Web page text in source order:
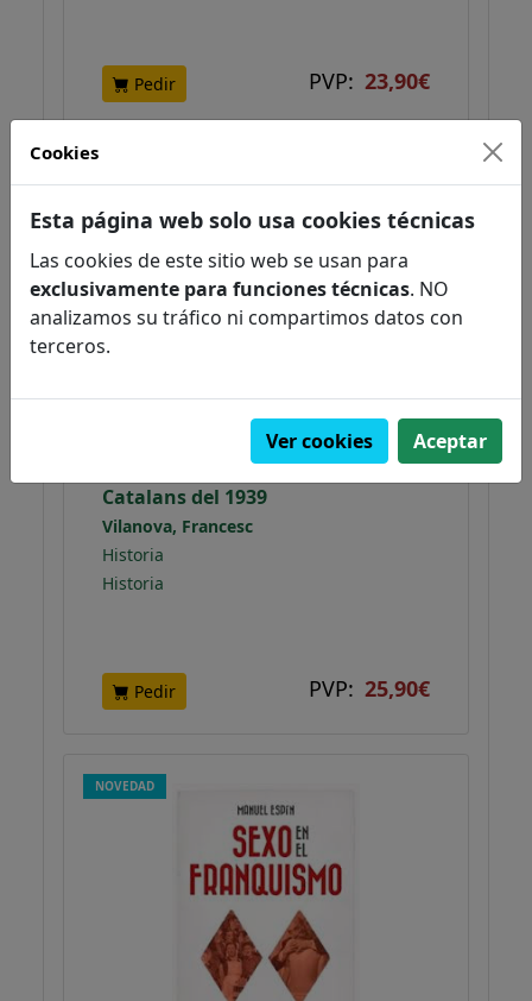
Pedir PVP: 23,90€
Catalans del 1939
Vilanova, Francesc
Historia
Historia
Pedir PVP: 25,90€
NOVEDAD
Cookies
Esta página web solo usa cookies técnicas
Las cookies de este sitio web se usan para
exclusivamente para funciones técnicas. NO
analizamos su tráfico ni compartimos datos con
terceros.
Ver cookies Aceptar